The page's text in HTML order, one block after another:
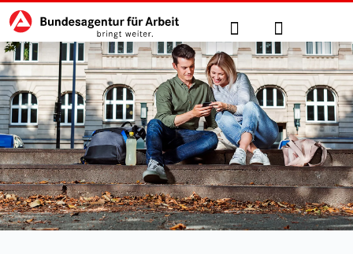
zu den Hauptinhalten springen
Hauptnavigation Suche Anmelden